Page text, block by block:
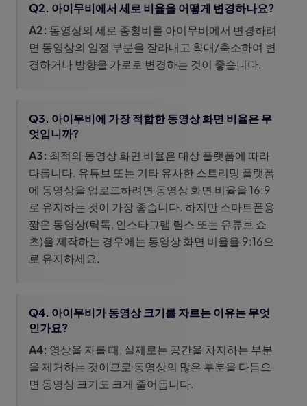
Q2. 아이무비에서 세로 비율을 어떻게 변경하나요?
A2: 동영상의 세로 종횡비를 아이무비에서 변경하려
면 동영상의 일정 부분을 잘라내고 확대/축소하여 변
경하거나 방향을 가로로 변경하는 것이 좋습니다.
Q3. 아이무비에 가장 적합한 동영상 화면 비율은 무
엇입니까?
A3: 최적의 동영상 화면 비율은 대상 플랫폼에 따라
다릅니다. 유튜브 또는 기타 유사한 스트리밍 플랫폼
에 동영상을 업로드하려면 동영상 화면 비율을 16:9
로 유지하는 것이 가장 좋습니다. 하지만 스마트폰용
짧은 동영상(틱톡, 인스타그램 릴스 또는 유튜브 쇼
츠)을 제작하는 경우에는 동영상 화면 비율을 9:16으
로 유지하세요.
Q4. 아이무비가 동영상 크기를 자르는 이유는 무엇
인가요?
A4: 영상을 자를 때, 실제로는 공간을 차지하는 부분
을 제거하는 것이므로 동영상의 많은 부분을 다듬으
면 동영상 크기도 크게 줄어듭니다.